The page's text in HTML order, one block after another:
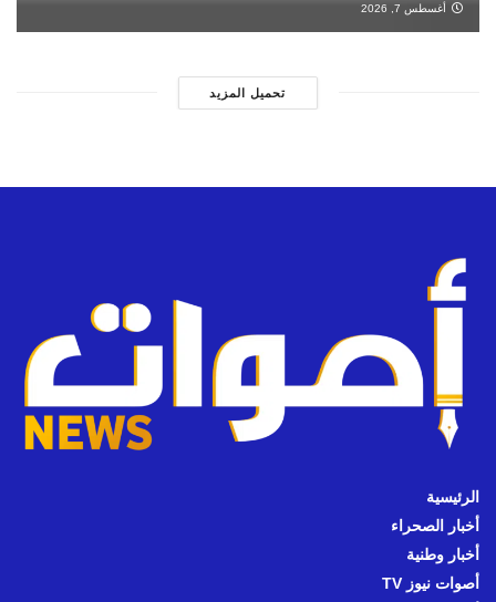
أغسطس 7, 2026
تحميل المزيد
الرئيسية
أخبار الصحراء
أخبار وطنية
أصوات نيوز TV